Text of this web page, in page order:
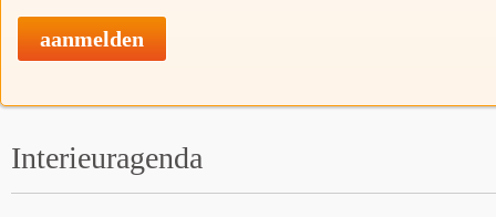
aanmelden
Interieuragenda